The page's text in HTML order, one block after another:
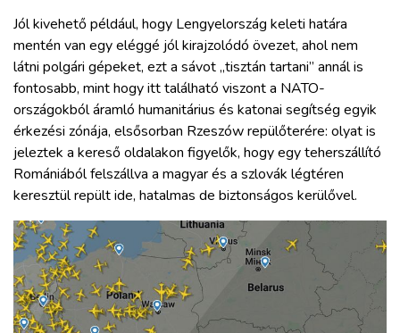
Jól kivehető például, hogy Lengyelország keleti határa
mentén van egy eléggé jól kirajzolódó övezet, ahol nem
látni polgári gépeket, ezt a sávot „tisztán tartani” annál is
fontosabb, mint hogy itt található viszont a NATO-
országokból áramló humanitárius és katonai segítség egyik
érkezési zónája, elsősorban Rzeszów repülőterére: olyat is
jeleztek a kereső oldalakon figyelők, hogy egy teherszállító
Romániából felszállva a magyar és a szlovák légtéren
keresztül repült ide, hatalmas de biztonságos kerülővel.